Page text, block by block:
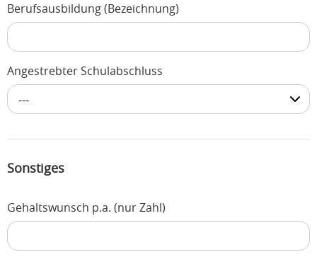
Berufsausbildung (Bezeichnung)
Angestrebter Schulabschluss
---
Sonstiges
Gehaltswunsch p.a. (nur Zahl)